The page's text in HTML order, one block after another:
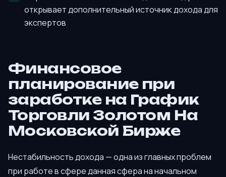
открывает дополнительный источник дохода для
экспертов
Финансовое
планирование при
заработке на График
Торговли Золотом На
Московской Бирже
Нестабильность дохода — одна из главных проблем
при работе в сфере данная сфера на начальном